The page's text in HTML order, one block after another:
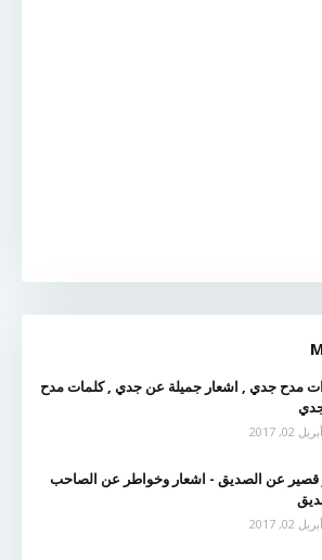
مدح جدي , اشعار جميلة عن جدي , كلمات مدح
أبريل 02, 2017
عن الصديق - اشعار وخواطر عن الصاحب
أبريل 02, 2017